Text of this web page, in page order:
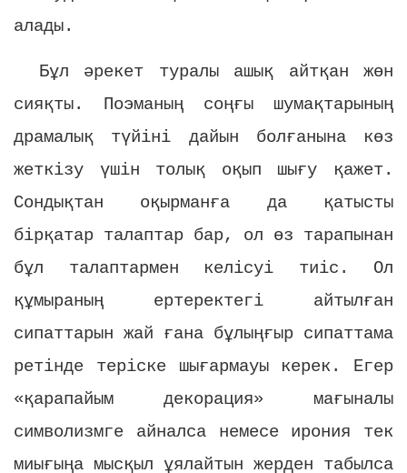
алады.
Бұл әрекет туралы ашық айтқан жөн
сияқты. Поэманың соңғы шумақтарының
драмалық түйіні дайын болғанына көз
жеткізу үшін толық оқып шығу қажет.
Сондықтан оқырманға да қатысты
бірқатар талаптар бар, ол өз тарапынан
бұл талаптармен келісуі тиіс. Ол
құмыраның ертеректегі айтылған
сипаттарын жай ғана бұлыңғыр сипаттама
ретінде теріске шығармауы керек. Егер
«қарапайым декорация» мағыналы
символизмге айналса немесе ирония тек
миығыңа мысқыл ұялайтын жерден табылса